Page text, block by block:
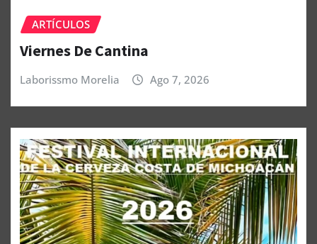
ARTÍCULOS
Viernes De Cantina
Laborissmo Morelia Ago 7, 2026